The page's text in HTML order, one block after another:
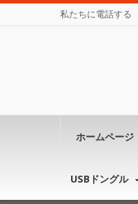
私たちに電話する
ホームページ
USBドングル